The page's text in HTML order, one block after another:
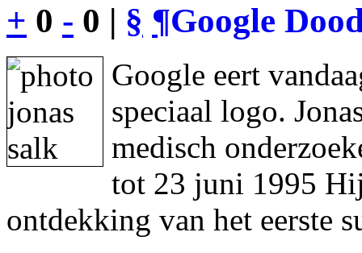
+ 0 - 0 | § ¶Google
Google eert
speciaal logo.
medisch
tot 23 juni 1995
ontdekking van het eerste